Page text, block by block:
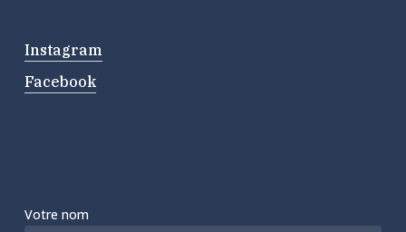
Instagram
Facebook
Votre nom